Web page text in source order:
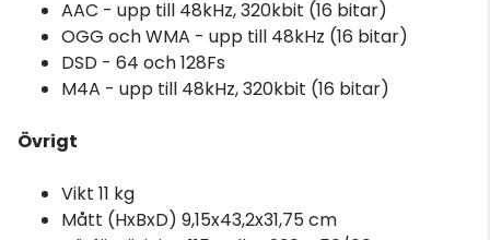
AAC - upp till 48kHz, 320kbit (16 bitar)
OGG och WMA - upp till 48kHz (16 bitar)
DSD - 64 och 128Fs
M4A - upp till 48kHz, 320kbit (16 bitar)
Övrigt
Vikt 11 kg
Mått (HxBxD) 9,15x43,2x31,75 cm